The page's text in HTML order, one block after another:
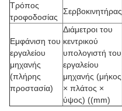
Τρόπος
τροφοδοσίας
Σερβοκινητήρας
Εμφάνιση του
εργαλείου
μηχανής
(πλήρης
προστασία)
Διάμετροι του
κεντρικού
υπολογιστή του
εργαλείου
μηχανής (μήκος
× πλάτος ×
ύψος) ((mm)